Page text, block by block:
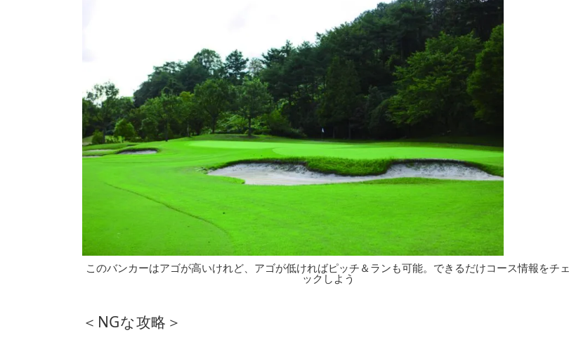
このバンカーはアゴが高いけれど、アゴが低ければピッチ＆ランも可能。できるだけコース情報をチェ
ックしよう
＜NGな攻略＞